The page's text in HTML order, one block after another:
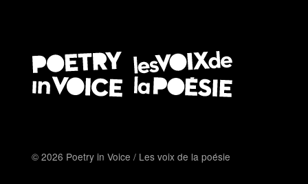
© 2026 Poetry in Voice / Les voix de la poésie